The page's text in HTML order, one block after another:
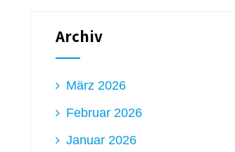
Archiv
März 2026
Februar 2026
Januar 2026